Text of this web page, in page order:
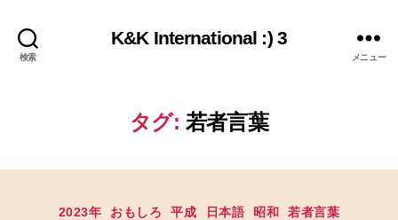
検索
K&K International :) 3
メニュー
タグ: 若者言葉
カ
2023年 おもしろ 平成 日本語 昭和 若者言葉